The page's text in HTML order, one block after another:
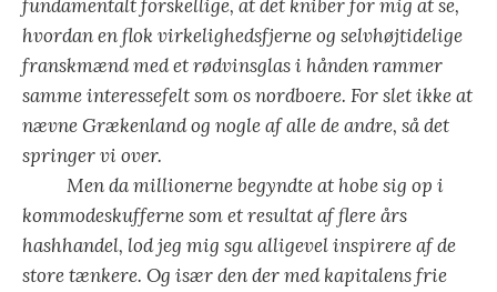
fundamentalt forskellige, at det kniber for mig at se,
hvordan en flok virkelighedsfjerne og selvhøjtidelige
franskmænd med et rødvinsglas i hånden rammer
samme interessefelt som os nordboere. For slet ikke at
nævne Grækenland og nogle af alle de andre, så det
springer vi over.
Men da millionerne begyndte at hobe sig op i
kommodeskufferne som et resultat af flere års
hashhandel, lod jeg mig sgu alligevel inspirere af de
store tænkere. Og især den der med kapitalens frie